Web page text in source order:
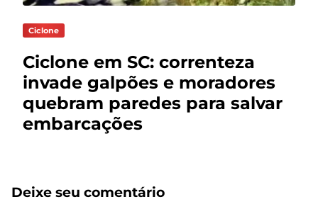
Ciclone
Ciclone em SC: correnteza
invade galpões e moradores
quebram paredes para salvar
embarcações
Deixe seu comentário